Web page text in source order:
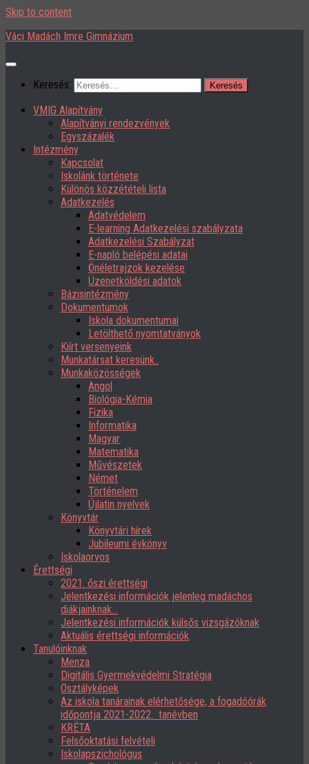
Skip to content
Váci Madách Imre Gimnázium
Keresés:
VMIG Alapítvány
Alapítványi rendezvények
Egyszázalék
Intézmény
Kapcsolat
Iskolánk története
Különös közzétételi lista
Adatkezelés
Adatvédelem
E-learning Adatkezelési szabályzata
Adatkezelési Szabályzat
E-napló belépési adatai
Önéletrajzok kezelése
Üzenetköldési adatok
Bázisintézmény
Dokumentumok
Iskola dokumentumai
Letölthető nyomtatványok
Kiírt versenyeink
Munkatársat keresünk..
Munkaközösségek
Angol
Biológia-Kémia
Fizika
Informatika
Magyar
Matematika
Művészetek
Német
Történelem
Újlatin nyelvek
Könyvtár
Könyvtári hírek
Jubileumi évkönyv
Iskolaorvos
Érettségi
2021. őszi érettségi
Jelentkezési információk jelenleg madáchos
diákjainknak…
Jelentkezési információk külsős vizsgázóknak
Aktuális érettségi információk
Tanulóinknak
Menza
Digitális Gyermekvédelmi Stratégia
Osztályképek
Az iskola tanárainak elérhetősége, a fogadóórák
időpontja 2021-2022. tanévben
KRÉTA
Felsőoktatási felvételi
Iskolapszichológus